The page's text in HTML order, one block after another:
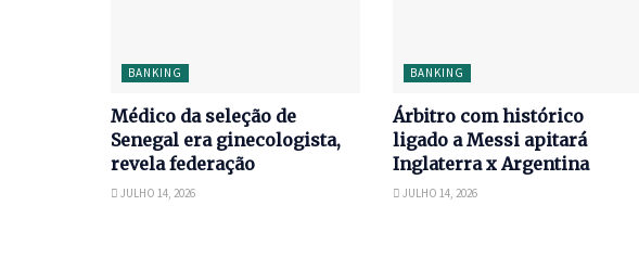
BANKING
Médico da seleção de
Senegal era ginecologista,
revela federação
JULHO 14, 2026
BANKING
Árbitro com histórico
ligado a Messi apitará
Inglaterra x Argentina
JULHO 14, 2026